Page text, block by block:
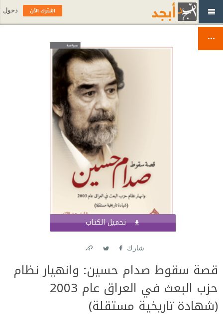
تحميل الكتاب
شارك
قصة سقوط صدام حسين: وانهيار نظام
حزب البعث في العراق عام 2003
(شهادة تاريخية مستقلة)
اشترك الآن دخول